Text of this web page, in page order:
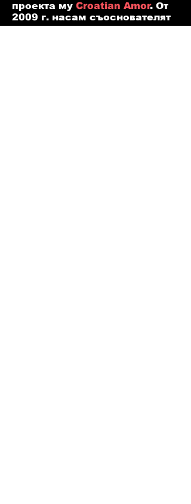
проекта му Croatian Amor. От
2009 г. насам съоснователят
на вече закриващия се датски